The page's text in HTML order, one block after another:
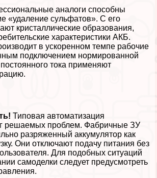
аналоги способны
«удаление сульфатов». С его
кристаллические образования,
хаpaктеристики АКБ.
в ускоренном темпе рабочие
подключением нормированной
тока применяют
Типовая автоматизация
решаемых проблем. Фабричные ЗУ
разряженный аккумулятор как
Они отключают подачу питания без
Для подобных ситуаций
самоделки следует предусмотреть